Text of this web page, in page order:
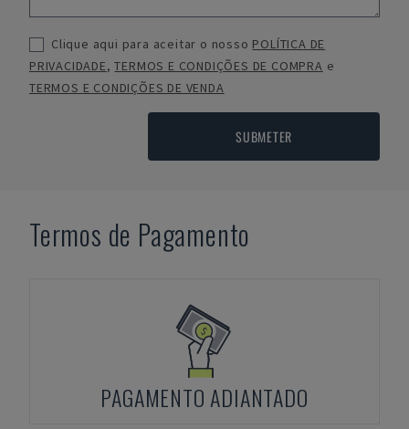
Clique aqui para aceitar o nosso POLÍTICA DE
PRIVACIDADE,TERMOS E CONDIÇÕES DE COMPRA e
TERMOS E CONDIÇÕES DE VENDA
SUBMETER
Termos de Pagamento
PAGAMENTO ADIANTADO